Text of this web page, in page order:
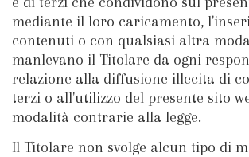
mediante il loro caricamento,
contenuti o con qualsiasi altra
manlevano il Titolare da ogni
relazione alla diffusione illecita di
terzi o all'utilizzo del presente sito
modalità contrarie alla legge.
Il Titolare non svolge alcun tipo di